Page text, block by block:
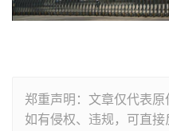
郑重声明：文章仅代表原
如有侵权、违规，可直